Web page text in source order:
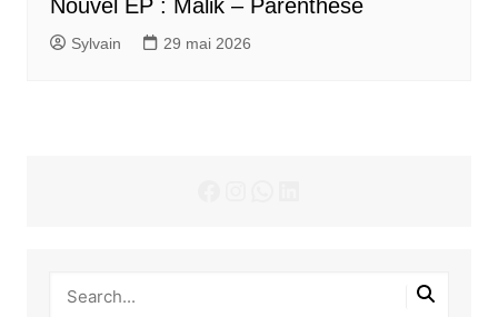
Nouvel EP : Malik – Parenthèse
Sylvain 29 mai 2026